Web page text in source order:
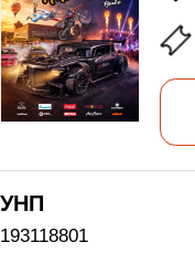
УНП
193118801